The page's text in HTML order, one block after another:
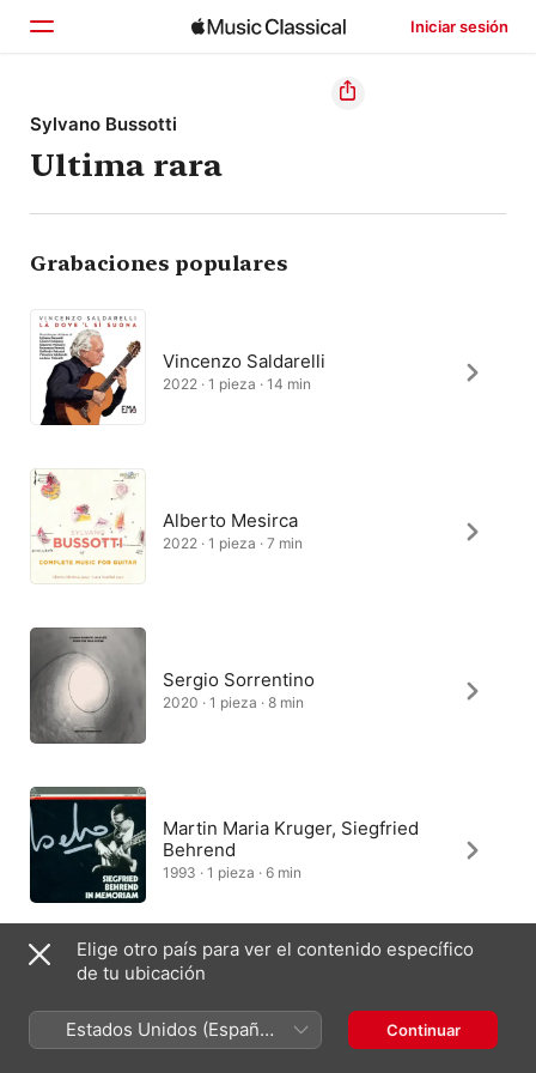
Iniciar sesión
Inicio
Explorar
Buscar
Sylvano Bussotti
Ultima rara
Grabaciones populares
Vincenzo Saldarelli
2022 · 1 pieza · 14 min
Alberto Mesirca
2022 · 1 pieza · 7 min
Sergio Sorrentino
2020 · 1 pieza · 8 min
Martin Maria Kruger, Siegfried
Behrend
1993 · 1 pieza · 6 min
2018 · 1 pieza · 8 min
Elige otro país para ver el contenido específico
de tu ubicación
Estados Unidos (Español
México)
Continuar